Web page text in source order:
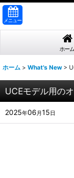
メニュー
ホーム
ホーム > What's New >
UCEモデル用の
2025年06 月15日